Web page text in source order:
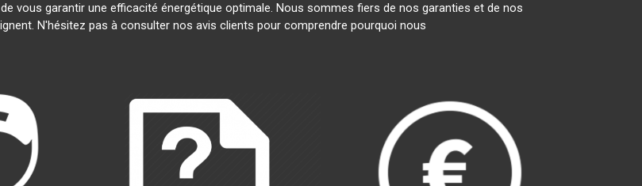
vous garantir une efficacité énergétique optimale. Nous sommes fiers de nos garanties et de nos
N'hésitez pas à consulter nos avis clients pour comprendre pourquoi nous